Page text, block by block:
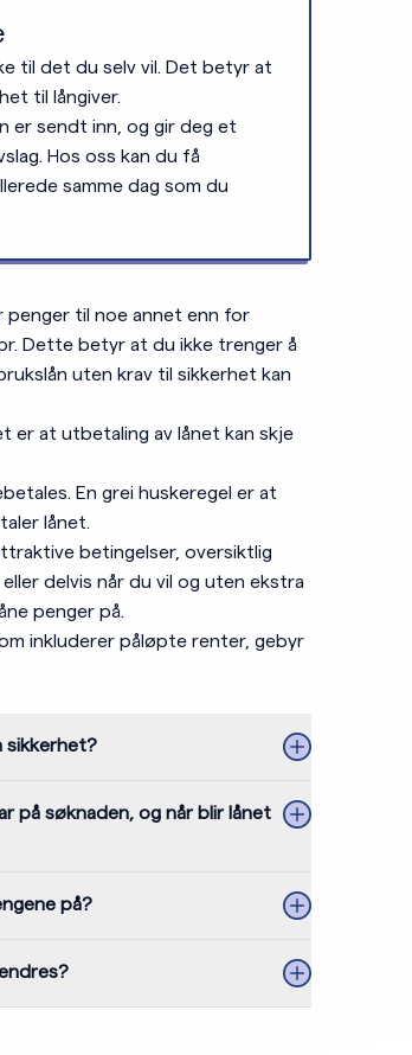
til det du selv vil. Det betyr at
til långiver.
er sendt inn, og gir deg et
Hos oss kan du få
samme dag som du
til noe annet enn for
Dette betyr at du ikke trenger å
uten krav til sikkerhet kan
er at utbetaling av lånet kan skje
En grei huskeregel er at
lånet.
betingelser, oversiktlig
delvis når du vil og uten ekstra
penger på.
inkluderer påløpte renter, gebyr
sikkerhet?
på søknaden, og når blir lånet
på?